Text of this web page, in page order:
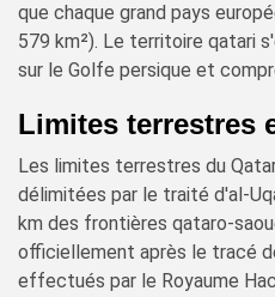
que chaque grand pays
579 km²). Le territoire qatari
sur le Golfe persique et
Limites terrestres
Les limites terrestres du
délimitées par le traité d'al-
km des frontières qataro-
officiellement après le tracé
effectués par le Royaume